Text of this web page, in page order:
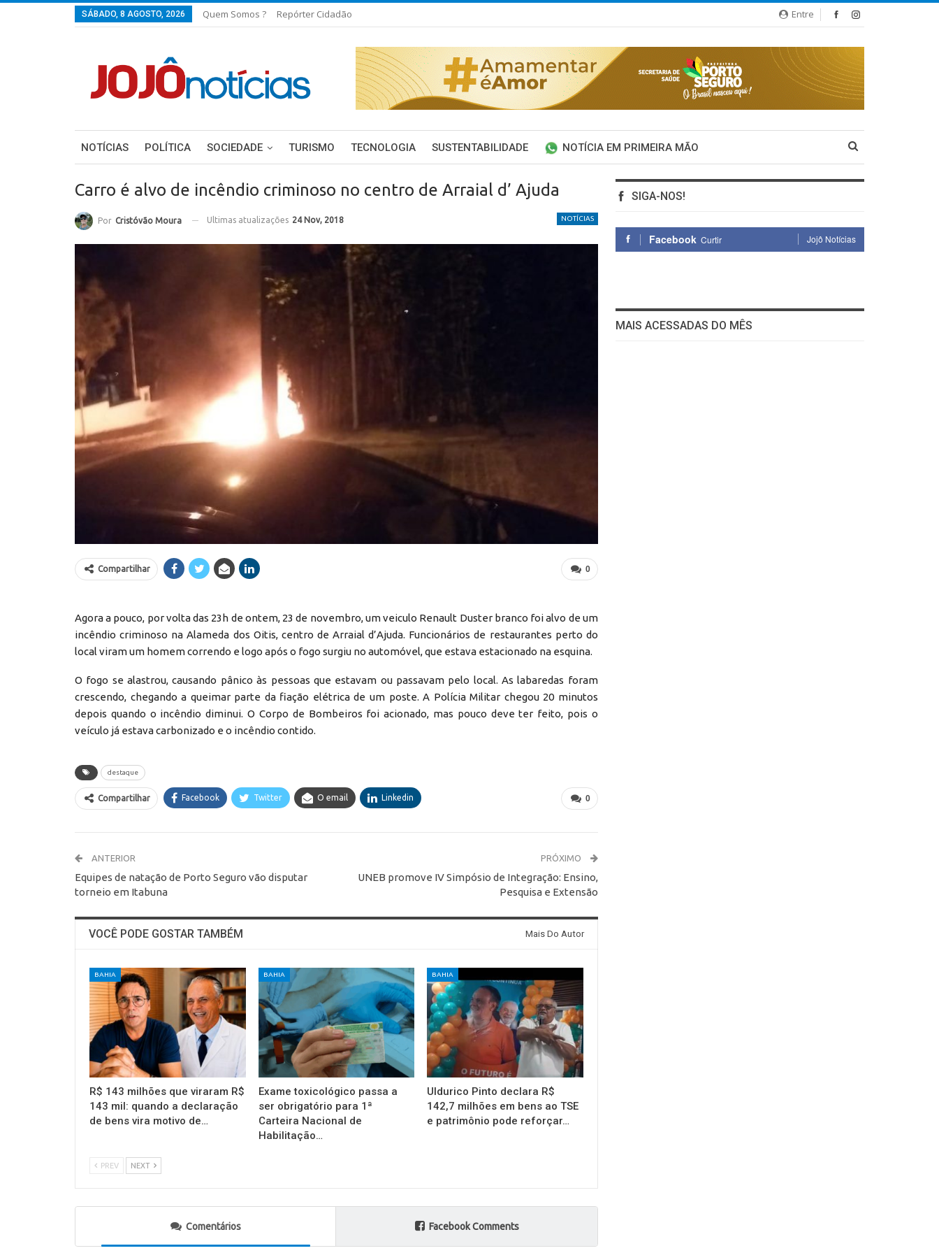
Entre
SÁBADO, 8 AGOSTO, 2026 Quem Somos ? Repórter Cidadão
NOTÍCIAS POLÍTICA SOCIEDADE TURISMO TECNOLOGIA SUSTENTABILIDADE NOTÍCIA EM PRIMEIRA MÃO
Carro é alvo de incêndio criminoso no centro de Arraial d’ Ajuda
NOTÍCIAS
Por Cristóvão Moura Ultimas atualizações 24 Nov, 2018
0
Compartilhar
Agora a pouco, por volta das 23h de ontem, 23 de novembro, um veiculo Renault Duster branco foi alvo de um
incêndio criminoso na Alameda dos Oitis, centro de Arraial d’Ajuda. Funcionários de restaurantes perto do
local viram um homem correndo e logo após o fogo surgiu no automóvel, que estava estacionado na esquina.
O fogo se alastrou, causando pânico às pessoas que estavam ou passavam pelo local. As labaredas foram
crescendo, chegando a queimar parte da fiação elétrica de um poste. A Polícia Militar chegou 20 minutos
depois quando o incêndio diminui. O Corpo de Bombeiros foi acionado, mas pouco deve ter feito, pois o
veículo já estava carbonizado e o incêndio contido.
destaque
0
Compartilhar Facebook Twitter O email Linkedin
ANTERIOR
Equipes de natação de Porto Seguro vão disputar
torneio em Itabuna
PRÓXIMO
UNEB promove IV Simpósio de Integração: Ensino,
Pesquisa e Extensão
VOCÊ PODE GOSTAR TAMBÉM Mais Do Autor
BAHIA
R$ 143 milhões que viraram R$
143 mil: quando a declaração
de bens vira motivo de…
BAHIA
Exame toxicológico passa a
ser obrigatório para 1ª
Carteira Nacional de
Habilitação…
BAHIA
Uldurico Pinto declara R$
142,7 milhões em bens ao TSE
e patrimônio pode reforçar…
PREV NEXT
Comentários Facebook Comments
SIGA-NOS!
Facebook Curtir Jojô Notícias
MAIS ACESSADAS DO MÊS